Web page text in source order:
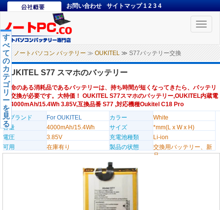
お問い合わせ サイトマップ 1 2 3 4
Toggle
ノートパソコン バッテリー ≫ OUKITEL ≫ S77バッテリー交換
す
べ
て
の
カ
テ
ゴ
リ
ー
を
見
る
OUKITEL S77 スマホのバッテリー
寿命のある消耗品であるバッテリーは、持ち時間が短くなってきたら、バッテリ
ー交換が必要です。大特価！ OUKITEL S77スマホのバッテリー,OUKITEL内蔵電
池4000mAh/15.4Wh 3.85V,互換品番 S77 ,対応機種Oukitel C18 Pro
のブランド
For OUKITEL カラー
White
容量
4000mAh/15.4Wh サイズ
*mm(L x W x H)
電圧
3.85V 充電池種類
Li-ion
可用
在庫有り 製品の状態
交換用バッテリー、新
品